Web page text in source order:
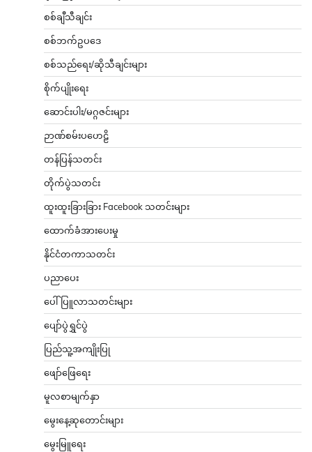
စစ်ချီသီချင်း
စစ်ဘက်ဥပဒေ
စစ်သည်ရေး/ဆိုသီချင်းများ
စိုက်ပျိုးရေး
ဆောင်းပါး/မဂ္ဂဇင်းများ
ဉာဏ်စမ်းပဟေဠိ
တန်ပြန်သတင်း
တိုက်ပွဲသတင်း
ထူးထူးခြားခြား Facebook သတင်းများ
ထောက်ခံအားပေးမှု
နိုင်ငံတကာသတင်း
ပညာပေး
ပေါ်ပြူလာသတင်းများ
ပျော်ပွဲရွှင်ပွဲ
ပြည်သူ့အကျိုးပြု
ဖျော်ဖြေရေး
မူလစာမျက်နှာ
မွေးနေ့ဆုတောင်းများ
မွေးမြူရေး